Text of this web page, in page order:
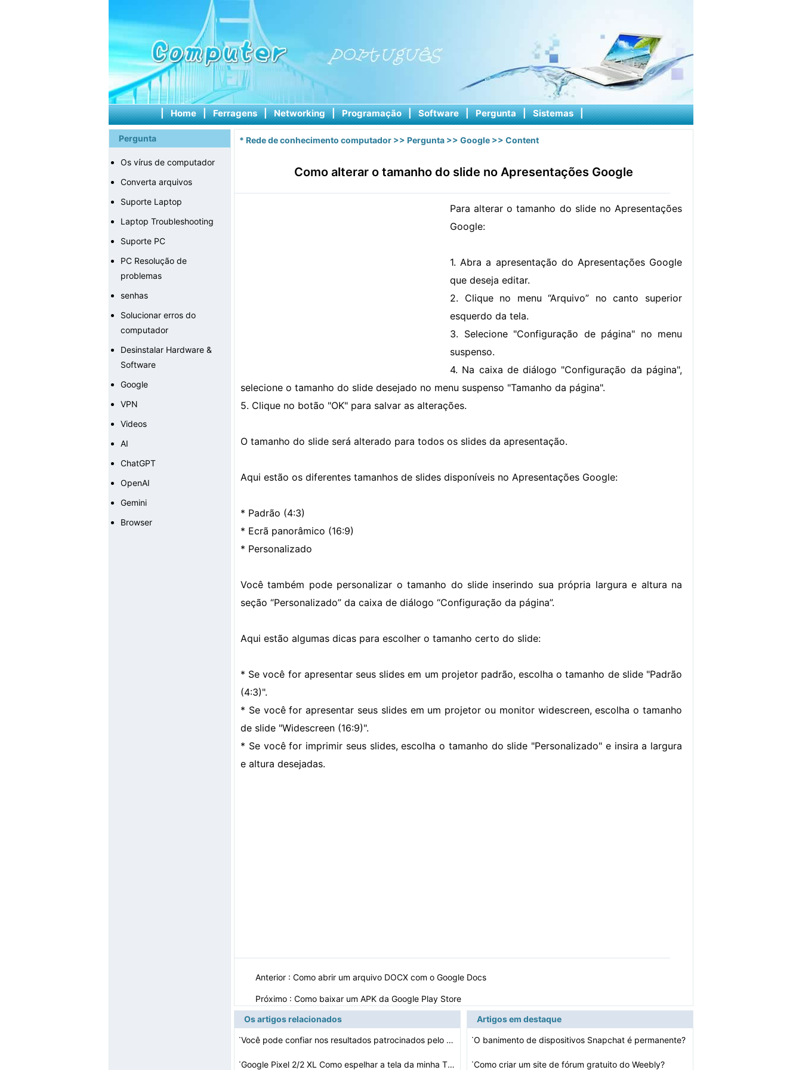
| Home | Ferragens | Networking | Programação | Software | Pergunta | Sistemas |
Pergunta
Os vírus de computador
Converta arquivos
Suporte Laptop
Laptop Troubleshooting
Suporte PC
PC Resolução de
problemas
senhas
Solucionar erros do
computador
Desinstalar Hardware &
Software
Google
VPN
Videos
AI
ChatGPT
OpenAI
Gemini
Browser
* Rede de conhecimento computador >> Pergunta >> Google >> Content
Como alterar o tamanho do slide no Apresentações Google
Para alterar o tamanho do slide no Apresentações
Google:
1. Abra a apresentação do Apresentações Google
que deseja editar.
2. Clique no menu “Arquivo” no canto superior
esquerdo da tela.
3. Selecione "Configuração de página" no menu
suspenso.
4. Na caixa de diálogo "Configuração da página",
selecione o tamanho do slide desejado no menu suspenso "Tamanho da página".
5. Clique no botão "OK" para salvar as alterações.
O tamanho do slide será alterado para todos os slides da apresentação.
Aqui estão os diferentes tamanhos de slides disponíveis no Apresentações Google:
* Padrão (4:3)
* Ecrã panorâmico (16:9)
* Personalizado
Você também pode personalizar o tamanho do slide inserindo sua própria largura e altura na
seção “Personalizado” da caixa de diálogo “Configuração da página”.
Aqui estão algumas dicas para escolher o tamanho certo do slide:
* Se você for apresentar seus slides em um projetor padrão, escolha o tamanho de slide "Padrão
(4:3)".
* Se você for apresentar seus slides em um projetor ou monitor widescreen, escolha o tamanho
de slide "Widescreen (16:9)".
* Se você for imprimir seus slides, escolha o tamanho do slide "Personalizado" e insira a largura
e altura desejadas.
Anterior : Como abrir um arquivo DOCX com o Google Docs
Próximo : Como baixar um APK da Google Play Store
Os artigos relacionados
·
Você pode confiar nos resultados patrocinados pelo Goo…
· Google Pixel 2/2 XL Como espelhar a tela da minha TV ou…
Artigos em destaque
·O banimento de dispositivos Snapchat é permanente?
·Como criar um site de fórum gratuito do Weebly?